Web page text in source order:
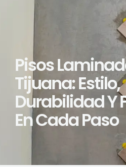
Pisos
Tijuana: Estilo,
Durabilidad Y
En Cada Paso